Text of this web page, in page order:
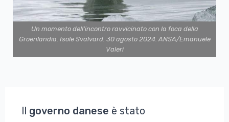
Un momento dell'incontro ravvicinato con la foca della
Groenlandia. Isole Svalvard. 30 agosto 2024. ANSA/Emanuele
Valeri
Il governo danese è stato